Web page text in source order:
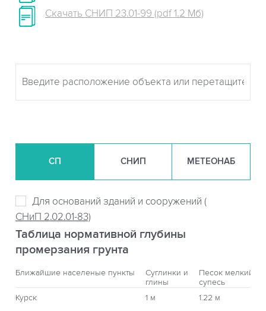
Скачать СНИП 23.01-99 (pdf 1.2 Мб)
СП СНИП МЕТЕОНАБ
Для оснований зданий и сооружений (
СНиП 2.02.01-83)
Таблица нормативной глубины
промерзания грунта
Ближайшие населеные пункты
Суглинки и
глины
Песок мелкий,
супесь
Курск
1 м 1.22 м